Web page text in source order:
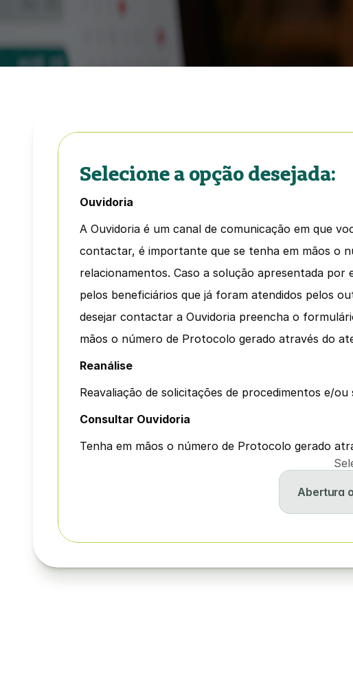
Selecione a opção desejada:
Ouvidoria
A Ouvidoria é um canal de comunicação em que
contactar, é importante que se tenha em mãos o
relacionamentos. Caso a solução apresentada
pelos beneficiários que já foram atendidos pelos
desejar contactar a Ouvidoria preencha o
mãos o número de Protocolo gerado através do
Reanálise
Reavaliação de solicitações de procedimentos e/
Consultar Ouvidoria
Tenha em mãos o número de Protocolo gerado
Abertura